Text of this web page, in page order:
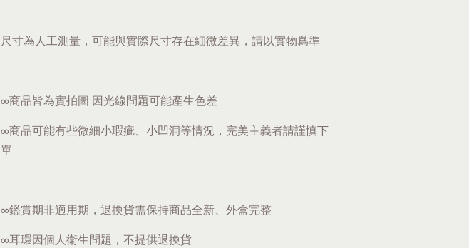
尺寸為人工測量，可能與實際尺寸存在細微差異，請以實物爲準
∞商品皆為實拍圖 因光線問題可能產生色差
∞商品可能有些微細小瑕疵、小凹洞等情況，完美主義者請謹慎下
單
∞鑑賞期非適用期，退換貨需保持商品全新、外盒完整
∞耳環因個人衛生問題，不提供退換貨